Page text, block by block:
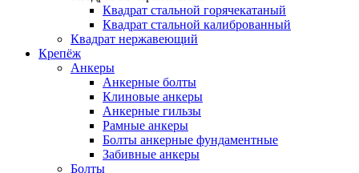
Квадрат стальной горячекатаный
Квадрат стальной калиброванный
Квадрат нержавеющий
Крепёж
Анкеры
Анкерные болты
Клиновые анкеры
Анкерные гильзы
Рамные анкеры
Болты анкерные фундаментные
Забивные анкеры
Болты